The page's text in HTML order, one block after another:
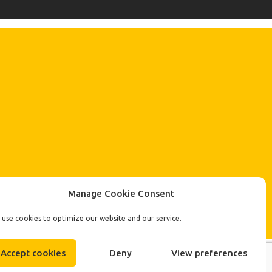
Manage Cookie Consent
use cookies to optimize our website and our service.
Accept cookies Deny View preferences